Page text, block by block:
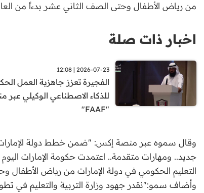
من رياض الأطفال وحتى الصف الثاني عشر بدءاً من
اخبار ذات صلة
2026-07-23 | 12:08
الفجيرة تعزز جاهزية العمل
للذكاء الاصطناعي الوكيلي عبر
"FAAF"
وقال سموه عبر منصة إكس: "ضمن خطط دولة الإمارات
جديد.. ومهارات متقدمة.. اعتمدت حكومة الإمارات
التعليم الحكومي في دولة الإمارات من رياض الأطفال
وأضاف سمو:"نقدر جهود وزارة التربية والتعليم في